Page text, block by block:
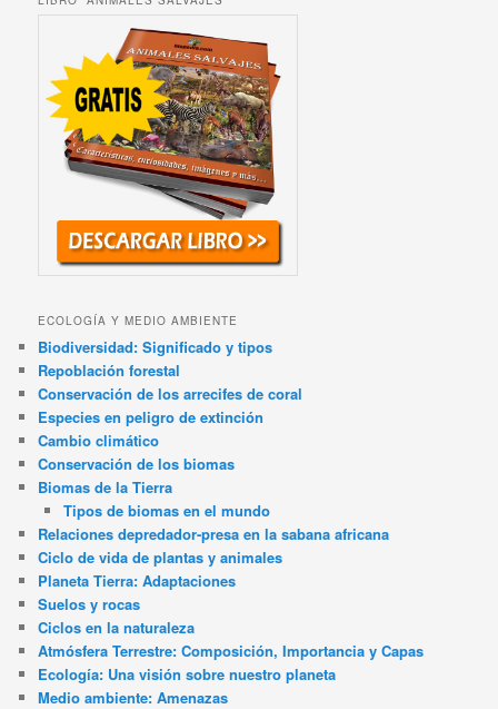
ECOLOGÍA Y MEDIO AMBIENTE
Biodiversidad: Significado y tipos
Repoblación forestal
Conservación de los arrecifes de coral
Especies en peligro de extinción
Cambio climático
Conservación de los biomas
Biomas de la Tierra
Tipos de biomas en el mundo
Relaciones depredador-presa en la sabana africana
Ciclo de vida de plantas y animales
Planeta Tierra: Adaptaciones
Suelos y rocas
Ciclos en la naturaleza
Atmósfera Terrestre: Composición, Importancia y Capas
Ecología: Una visión sobre nuestro planeta
Medio ambiente: Amenazas